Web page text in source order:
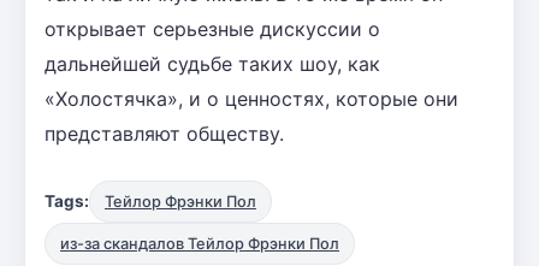
открывает серьезные дискуссии о
дальнейшей судьбе таких шоу, как
«Холостячка», и о ценностях, которые они
представляют обществу.
Tags: Тейлор Фрэнки Пол
из-за скандалов Тейлор Фрэнки Пол